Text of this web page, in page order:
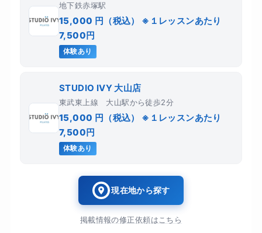
地下鉄赤塚駅
15,000 円（税込） ※１レッスンあたり
7,500円
体験あり
STUDIO IVY 大山店
東武東上線 大山駅から徒歩2分
15,000 円（税込） ※１レッスンあたり
7,500円
体験あり
現在地から探す
掲載情報の修正依頼はこちら